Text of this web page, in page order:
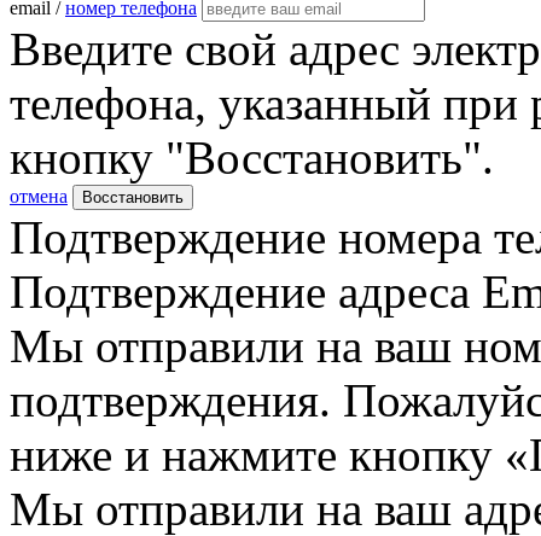
email /номер телефона
Введите свой адрес
телефона, указанный при
кнопку "Восстановить".
отмена Восстановить
Подтверждение номера
Подтверждение адреса
Мы отправили на ваш
подтверждения.
ниже и нажмите кнопку
Мы отправили на ваш